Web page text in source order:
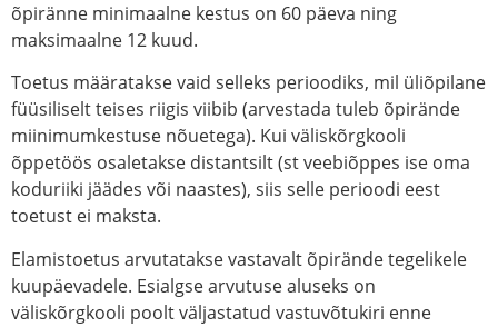
õpiränne minimaalne kestus on 60 päeva ning
maksimaalne 12 kuud.
Toetus määratakse vaid selleks perioodiks, mil üliõpilane
füüsiliselt teises riigis viibib (arvestada tuleb õpirände
miinimumkestuse nõuetega). Kui väliskõrgkooli
õppetöös osaletakse distantsilt (st veebiõppes ise oma
koduriiki jäädes või naastes), siis selle perioodi eest
toetust ei maksta.
Elamistoetus arvutatakse vastavalt õpirände tegelikele
kuupäevadele. Esialgse arvutuse aluseks on
väliskõrgkooli poolt väljastatud vastuvõtukiri enne